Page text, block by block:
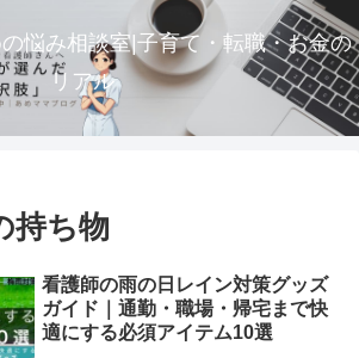
悩み相談室|子育て・転職・お金の
リアル
持ち物
看護師の雨の日レイン対策グッズ
ガイド｜通勤・職場・帰宅まで快
適にする必須アイテム10選